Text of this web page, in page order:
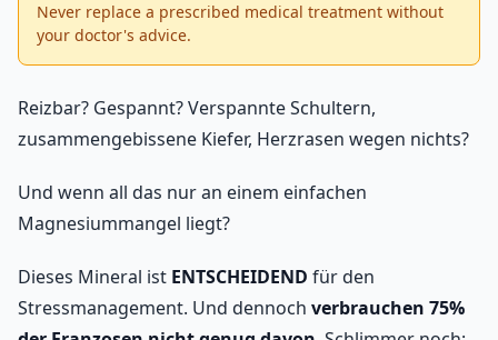
Never replace a prescribed medical treatment without
your doctor's advice.
Reizbar? Gespannt? Verspannte Schultern,
zusammengebissene Kiefer, Herzrasen wegen nichts?
Und wenn all das nur an einem einfachen
Magnesiummangel liegt?
Dieses Mineral ist ENTSCHEIDEND für den
Stressmanagement. Und dennoch verbrauchen 75%